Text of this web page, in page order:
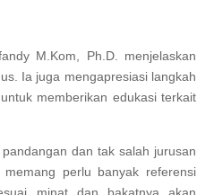
M.Kom, Ph.D. menjelaskan
Ia juga mengapresiasi langkah
memberikan edukasi terkait
dan tak salah jurusan
perlu banyak referensi